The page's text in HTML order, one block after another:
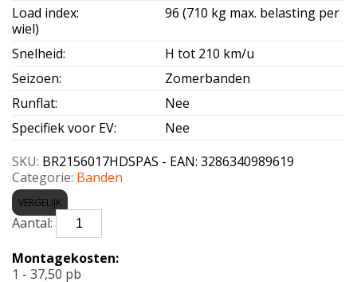
Load index:
96 (710 kg max. belasting per
wiel)
Snelheid:
H tot 210 km/u
Seizoen:
Zomerbanden
Runflat:
Nee
Specifiek voor EV:
Nee
SKU: BR2156017HDSPAS - EAN: 3286340989619
Categorie: Banden
VERGELIJK
BRIDGESTONE-
AS
Montagekosten:
1 - 37,50 pb